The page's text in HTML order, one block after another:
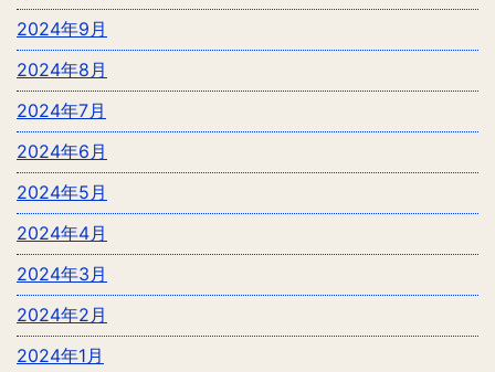
2024年9月
2024年8月
2024年7月
2024年6月
2024年5月
2024年4月
2024年3月
2024年2月
2024年1月